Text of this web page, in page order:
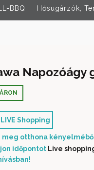
BBQ Hősugárzók,
Napozóágy
LIVE Shopping
meg otthona
időpontot Live